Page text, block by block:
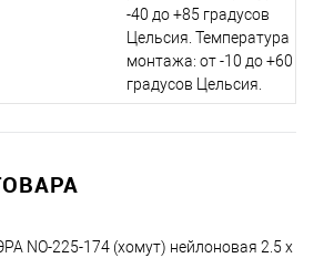
-40 до +85 градусов
Цельсия. Температура
монтажа: от -10 до +60
градусов Цельсия.
NO-225-174 (хомут) нейлоновая 2.5 х